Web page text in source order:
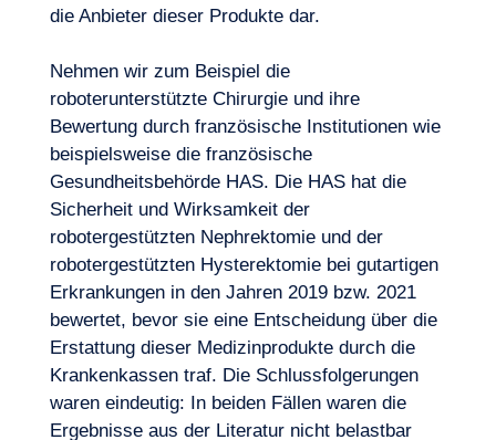
Unser Abenteuer
die Anbieter dieser Produkte dar.
Nehmen wir zum Beispiel die
roboterunterstützte Chirurgie und ihre
Bewertung durch französische Institutionen wie
beispielsweise die französische
Gesundheitsbehörde HAS. Die HAS hat die
Sicherheit und Wirksamkeit der
robotergestützten Nephrektomie und der
robotergestützten Hysterektomie bei gutartigen
Erkrankungen in den Jahren 2019 bzw. 2021
bewertet, bevor sie eine Entscheidung über die
Erstattung dieser Medizinprodukte durch die
Krankenkassen traf. Die Schlussfolgerungen
waren eindeutig: In beiden Fällen waren die
Ergebnisse aus der Literaturnicht belastbar